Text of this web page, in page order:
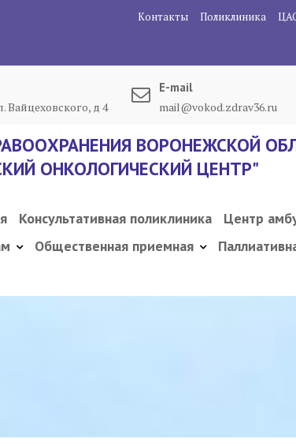
Контакты Поликлиника
Вайцеховского, д 4
E-mail
mail@vokod.zdrav36.ru
ВОРОНЕЖСКОЙ
ОНКОЛОГИЧЕСКИЙ ЦЕНТР"
Консультативная поликлиника
Центр
Общественная приемная